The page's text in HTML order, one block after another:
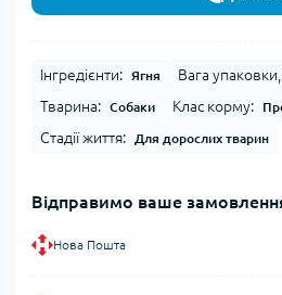
Інгредієнти: Ягня Вага упаковки,
Тварина: Собаки Клас корму:
Стадії життя: Для дорослих тварин
Відправимо ваше
Нова Пошта